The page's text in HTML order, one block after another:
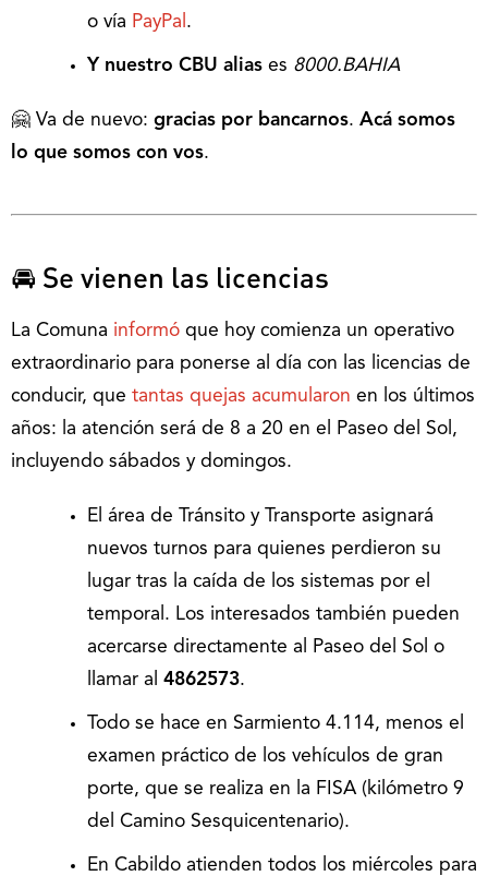
o vía PayPal .
Y nuestro CBU alias es 8000.BAHIA
🤗 Va de nuevo: gracias por bancarnos. Acá somos
lo que somos con vos.
🚘 Se vienen las licencias
La Comuna informó que hoy comienza un operativo
extraordinario para ponerse al día con las licencias de
conducir, que tantas quejas acumularon en los últimos
años: la atención será de 8 a 20 en el Paseo del Sol,
incluyendo sábados y domingos.
El área de Tránsito y Transporte asignará
nuevos turnos para quienes perdieron su
lugar tras la caída de los sistemas por el
temporal. Los interesados también pueden
acercarse directamente al Paseo del Sol o
llamar al 4862573.
Todo se hace en Sarmiento 4.114, menos el
examen práctico de los vehículos de gran
porte, que se realiza en la FISA (kilómetro 9
del Camino Sesquicentenario).
En Cabildo atienden todos los miércoles para